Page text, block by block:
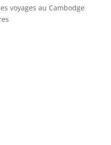
voyages au Cambodge